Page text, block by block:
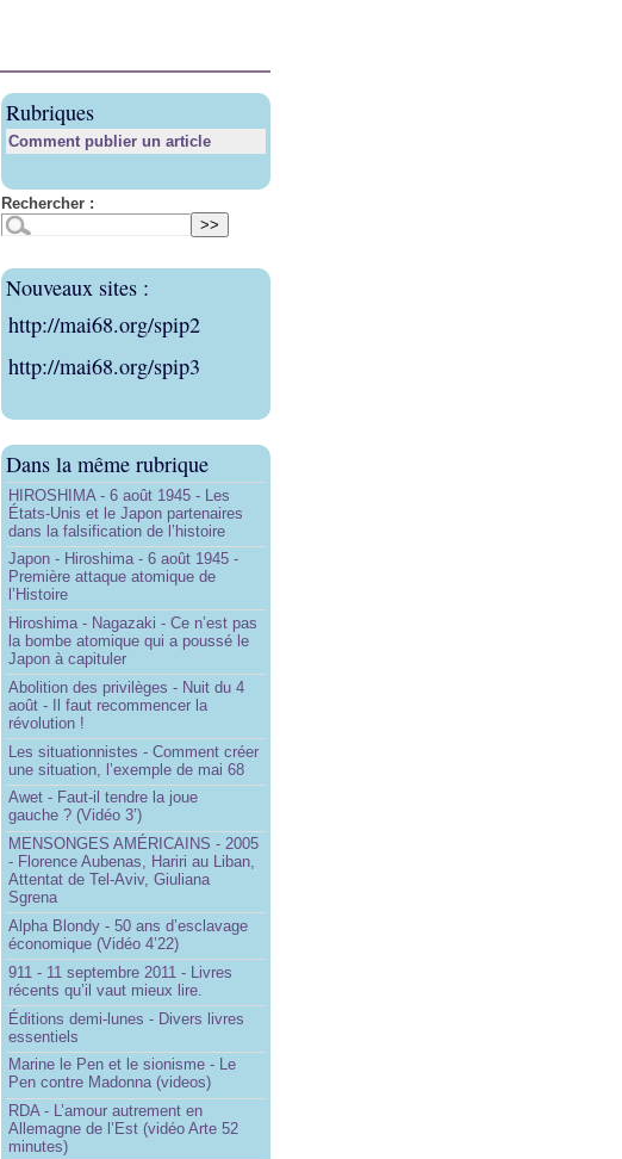
Rubriques
Comment publier un article
Rechercher :
Nouveaux sites :
http://mai68.org/spip2
http://mai68.org/spip3
Dans la même rubrique
HIROSHIMA - 6 août 1945 - Les
États-Unis et le Japon partenaires
dans la falsification de l’histoire
Japon - Hiroshima - 6 août 1945 -
Première attaque atomique de
l’Histoire
Hiroshima - Nagazaki - Ce n’est pas
la bombe atomique qui a poussé le
Japon à capituler
Abolition des privilèges - Nuit du 4
août - Il faut recommencer la
révolution !
Les situationnistes - Comment créer
une situation, l’exemple de mai 68
Awet - Faut-il tendre la joue
gauche ? (Vidéo 3’)
MENSONGES AMÉRICAINS - 2005
- Florence Aubenas, Hariri au Liban,
Attentat de Tel-Aviv, Giuliana
Sgrena
Alpha Blondy - 50 ans d’esclavage
économique (Vidéo 4’22)
911 - 11 septembre 2011 - Livres
récents qu’il vaut mieux lire.
Éditions demi-lunes - Divers livres
essentiels
Marine le Pen et le sionisme - Le
Pen contre Madonna (videos)
RDA - L’amour autrement en
Allemagne de l’Est (vidéo Arte 52
minutes)